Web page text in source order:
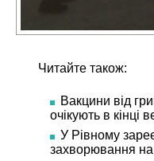
Читайте також:
Вакцини від
очікують в кінці
У Рівному
захворювання на